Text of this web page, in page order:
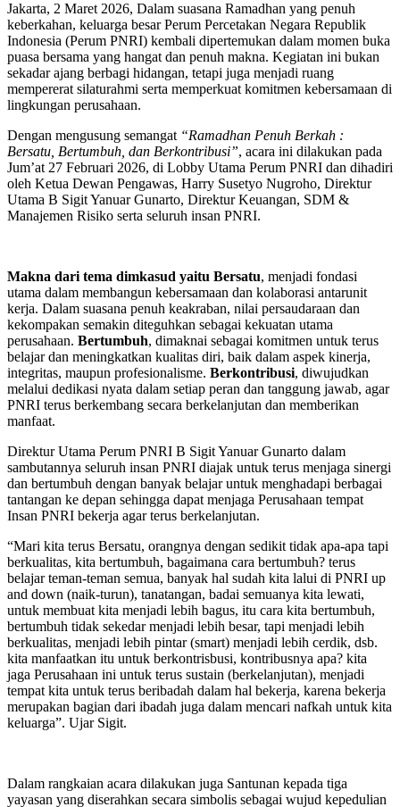
Jakarta, 2 Maret 2026, Dalam suasana Ramadhan yang penuh
keberkahan, keluarga besar Perum Percetakan Negara Republik
Indonesia (Perum PNRI) kembali dipertemukan dalam momen buka
puasa bersama yang hangat dan penuh makna. Kegiatan ini bukan
sekadar ajang berbagi hidangan, tetapi juga menjadi ruang
mempererat silaturahmi serta memperkuat komitmen kebersamaan di
lingkungan perusahaan.
Dengan mengusung semangat “Ramadhan Penuh Berkah :
Bersatu, Bertumbuh, dan Berkontribusi”, acara ini dilakukan pada
Jum’at 27 Februari 2026, di Lobby Utama Perum PNRI dan dihadiri
oleh Ketua Dewan Pengawas, Harry Susetyo Nugroho, Direktur
Utama B Sigit Yanuar Gunarto, Direktur Keuangan, SDM &
Manajemen Risiko serta seluruh insan PNRI.
Makna dari tema dimkasud yaitu Bersatu, menjadi fondasi
utama dalam membangun kebersamaan dan kolaborasi antarunit
kerja. Dalam suasana penuh keakraban, nilai persaudaraan dan
kekompakan semakin diteguhkan sebagai kekuatan utama
perusahaan. Bertumbuh, dimaknai sebagai komitmen untuk terus
belajar dan meningkatkan kualitas diri, baik dalam aspek kinerja,
integritas, maupun profesionalisme. Berkontribusi, diwujudkan
melalui dedikasi nyata dalam setiap peran dan tanggung jawab, agar
PNRI terus berkembang secara berkelanjutan dan memberikan
manfaat.
Direktur Utama Perum PNRI B Sigit Yanuar Gunarto dalam
sambutannya seluruh insan PNRI diajak untuk terus menjaga sinergi
dan bertumbuh dengan banyak belajar untuk menghadapi berbagai
tantangan ke depan sehingga dapat menjaga Perusahaan tempat
Insan PNRI bekerja agar terus berkelanjutan.
“Mari kita terus Bersatu, orangnya dengan sedikit tidak apa-apa tapi
berkualitas, kita bertumbuh, bagaimana cara bertumbuh? terus
belajar teman-teman semua, banyak hal sudah kita lalui di PNRI up
and down (naik-turun), tanatangan, badai semuanya kita lewati,
untuk membuat kita menjadi lebih bagus, itu cara kita bertumbuh,
bertumbuh tidak sekedar menjadi lebih besar, tapi menjadi lebih
berkualitas, menjadi lebih pintar (smart) menjadi lebih cerdik, dsb.
kita manfaatkan itu untuk berkontrisbusi, kontribusnya apa? kita
jaga Perusahaan ini untuk terus sustain (berkelanjutan), menjadi
tempat kita untuk terus beribadah dalam hal bekerja, karena bekerja
merupakan bagian dari ibadah juga dalam mencari nafkah untuk kita
keluarga”. Ujar Sigit.
Dalam rangkaian acara dilakukan juga Santunan kepada tiga
yayasan yang diserahkan secara simbolis sebagai wujud kepedulian